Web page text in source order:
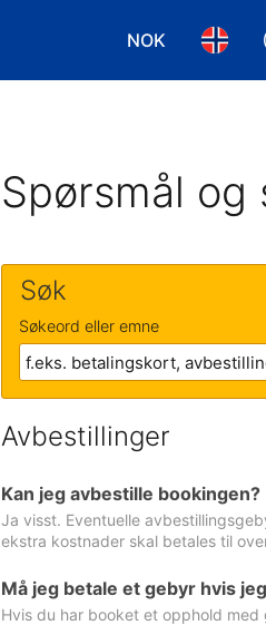
NOK
Velg valuta.
Velg
Spørsmål og
Søk
Søkeord eller emne
Avbestillinger
Kan jeg avbestille bookingen?
Ja visst. Eventuelle
ekstra kostnader skal betales til
Må jeg betale et gebyr hvis
Hvis du har booket et opphold